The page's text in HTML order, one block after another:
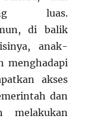
luas.
di balik
anak-
menghadapi
akses
dan
melakukan